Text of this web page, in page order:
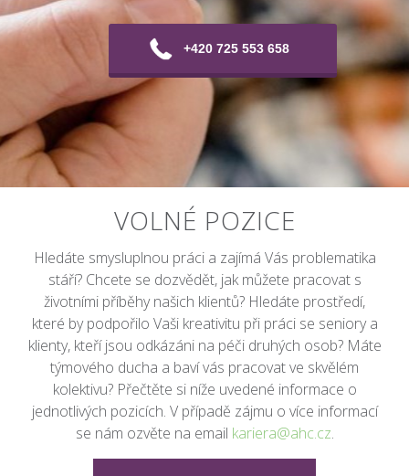
VOLNÉ POZICE
Hledáte smysluplnou práci a zajímá Vás problematika
stáří? Chcete se dozvědět, jak můžete pracovat s
životními příběhy našich klientů? Hledáte prostředí,
které by podpořilo Vaši kreativitu při práci se seniory a
klienty, kteří jsou odkázáni na péči druhých osob? Máte
týmového ducha a baví vás pracovat ve skvělém
kolektivu? Přečtěte si níže uvedené informace o
jednotlivých pozicích. V případě zájmu o více informací
se nám ozvěte na email kariera@ahc.cz.
+420 725 553 658